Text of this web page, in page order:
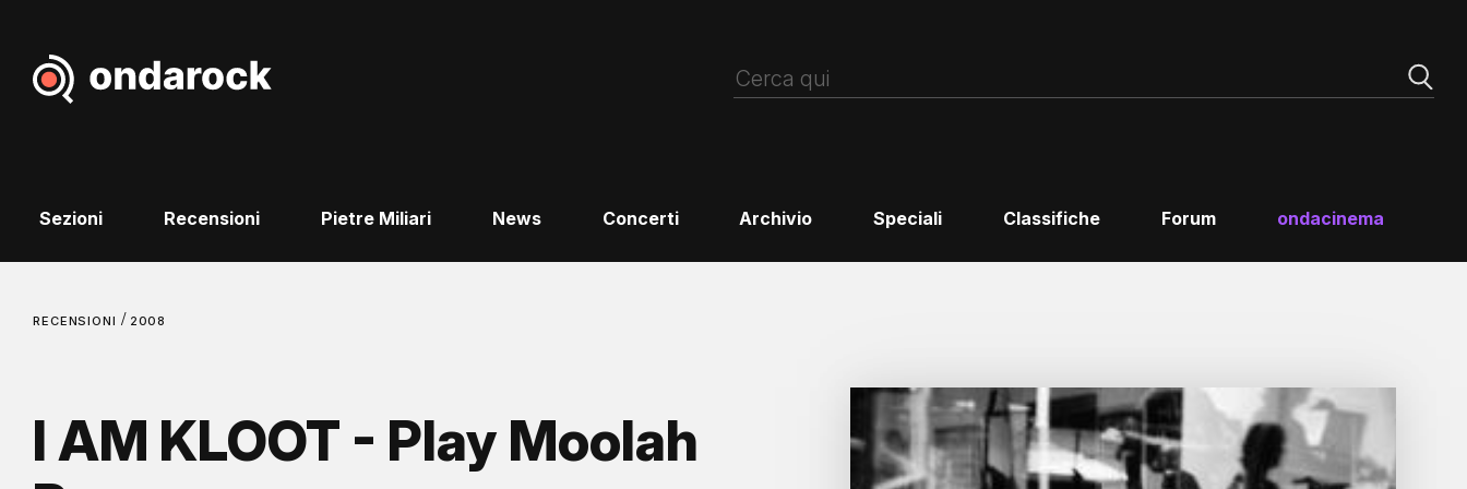
Sezioni Recensioni Pietre Miliari News Concerti Archivio Speciali Classifiche Forum ondacinema
RECENSIONI / 2008
I AM KLOOT - Play Moolah